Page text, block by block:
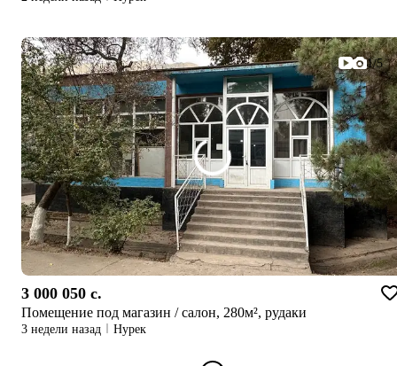
1/5
3 000 050 c.
Помещение под магазин / салон, 280м², рудаки
3 недели назад Нурек